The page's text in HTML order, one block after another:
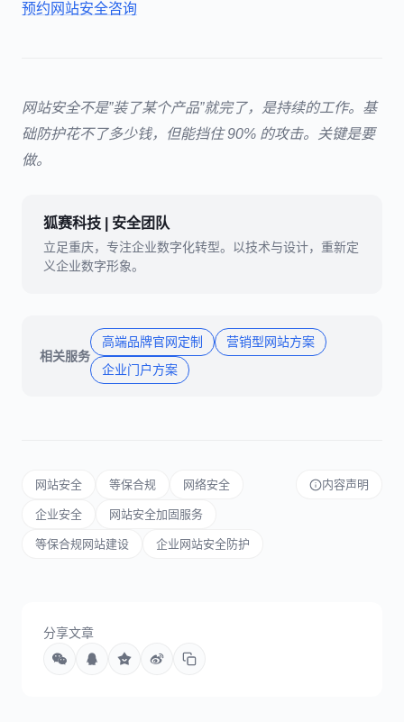
预约网站安全咨询
网站安全不是”装了某个产品”就完了，是持续的工作。基
础防护花不了多少钱，但能挡住 90% 的攻击。关键是要
做。
狐赛科技 | 安全团队
立足重庆，专注企业数字化转型。以技术与设计，重新定
义企业数字形象。
相关服务
高端品牌官网定制
营销型网站方案
企业门户方案
网站安全 等保合规 网络安全
企业安全 网站安全加固服务
等保合规网站建设 企业网站安全防护
内容声明
分享文章